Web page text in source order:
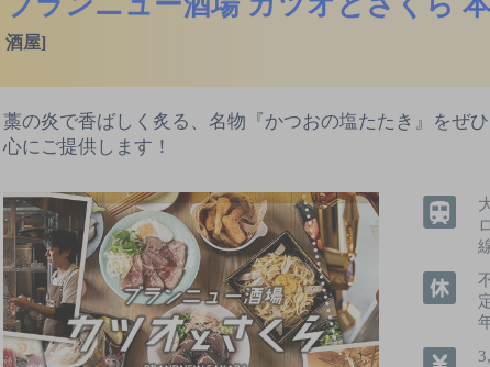
酒屋]
藁の炎で香ばしく炙る、名物『かつおの塩たたき』をぜ
心にご提供します！